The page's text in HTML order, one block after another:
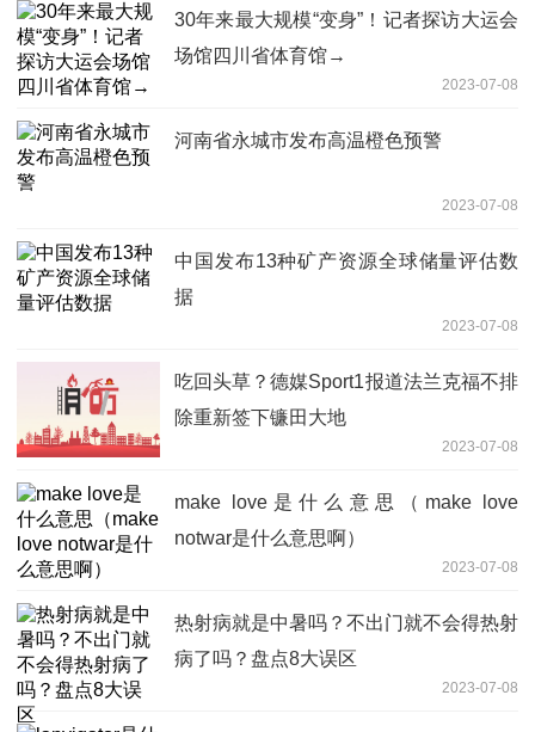
30年来最大规模“变身”！记者探访大运会
场馆四川省体育馆→
2023-07-08
河南省永城市发布高温橙色预警
2023-07-08
中国发布13种矿产资源全球储量评估数
据
2023-07-08
吃回头草？德媒Sport1报道法兰克福不排
除重新签下镰田大地
2023-07-08
make love是什么意思（make love
notwar是什么意思啊）
2023-07-08
热射病就是中暑吗？不出门就不会得热射
病了吗？盘点8大误区
2023-07-08